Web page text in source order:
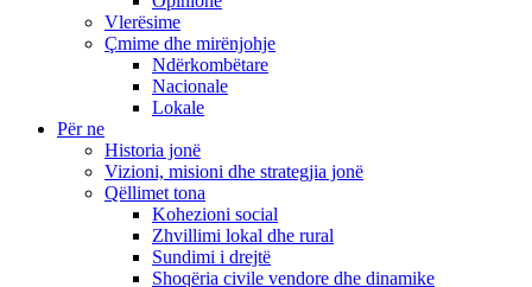
Vlerësime
Çmime dhe mirënjohje
Ndërkombëtare
Nacionale
Lokale
Për ne
Historia jonë
Vizioni, misioni dhe strategjia jonë
Qëllimet tona
Kohezioni social
Zhvillimi lokal dhe rural
Sundimi i drejtë
Shoqëria civile vendore dhe dinamike